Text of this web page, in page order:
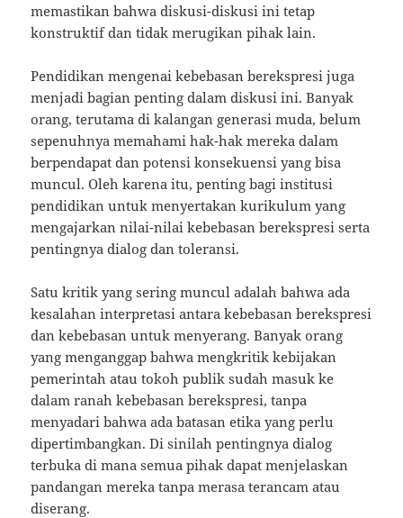
memastikan bahwa diskusi-diskusi ini tetap
konstruktif dan tidak merugikan pihak lain.
Pendidikan mengenai kebebasan berekspresi juga
menjadi bagian penting dalam diskusi ini. Banyak
orang, terutama di kalangan generasi muda, belum
sepenuhnya memahami hak-hak mereka dalam
berpendapat dan potensi konsekuensi yang bisa
muncul. Oleh karena itu, penting bagi institusi
pendidikan untuk menyertakan kurikulum yang
mengajarkan nilai-nilai kebebasan berekspresi serta
pentingnya dialog dan toleransi.
Satu kritik yang sering muncul adalah bahwa ada
kesalahan interpretasi antara kebebasan berekspresi
dan kebebasan untuk menyerang. Banyak orang
yang menganggap bahwa mengkritik kebijakan
pemerintah atau tokoh publik sudah masuk ke
dalam ranah kebebasan berekspresi, tanpa
menyadari bahwa ada batasan etika yang perlu
dipertimbangkan. Di sinilah pentingnya dialog
terbuka di mana semua pihak dapat menjelaskan
pandangan mereka tanpa merasa terancam atau
diserang.